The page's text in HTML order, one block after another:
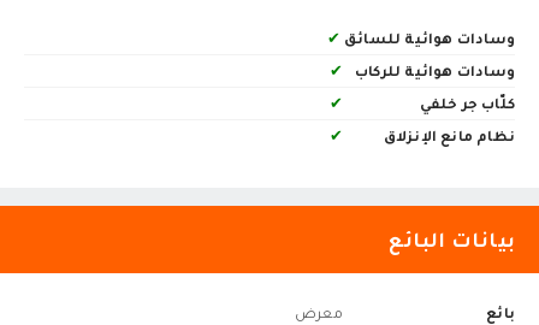
وسادات هوائية للسائق ✔
وسادات هوائية للركاب
✔
كلّاب جر خلفي
✔
نظام مانع الإنزلاق
✔
بيانات البائع
بائع معرض